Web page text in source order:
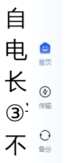
自分享
电脑备
长，微
③请购
不换的